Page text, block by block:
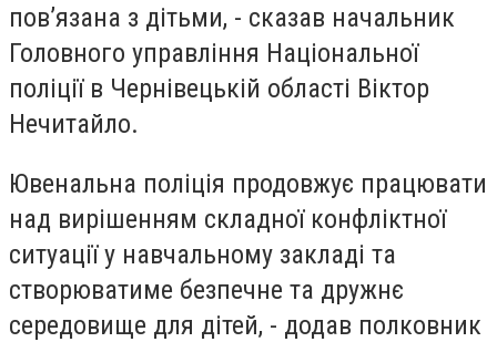
пов’язана з дітьми, - сказав начальник
Головного управління Національної
поліції в Чернівецькій області Віктор
Нечитайло.
Ювенальна поліція продовжує працювати
над вирішенням складної конфліктної
ситуації у навчальному закладі та
створюватиме безпечне та дружнє
середовище для дітей, - додав полковник